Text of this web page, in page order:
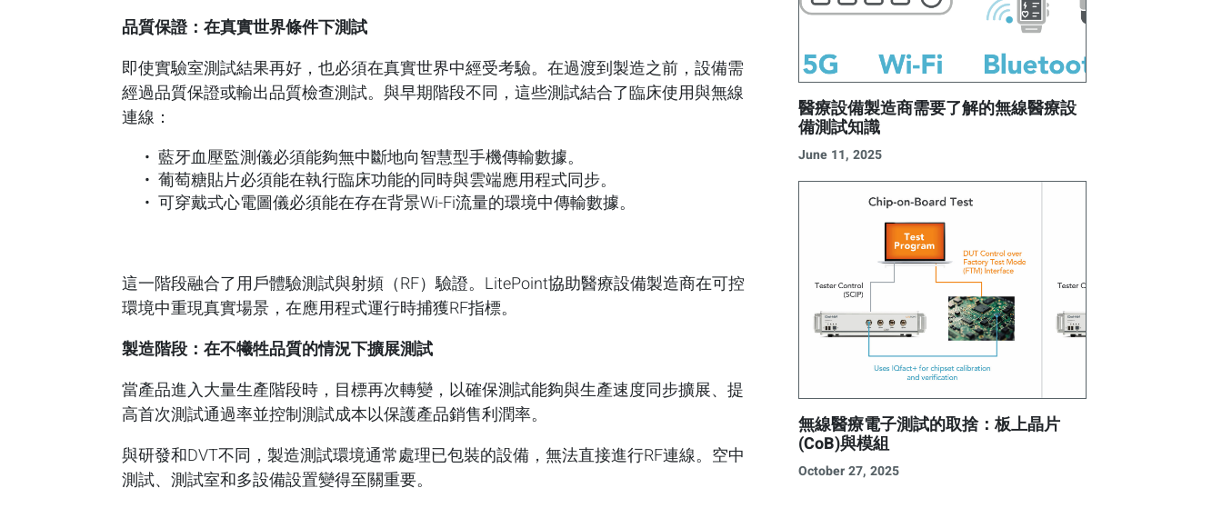
品質保證：在真實世界條件下測試
即使實驗室測試結果再好，也必須在真實世界中經受考驗。在過渡到製造之前，設備需
經過品質保證或輸出品質檢查測試。與早期階段不同，這些測試結合了臨床使用與無線
連線：
藍牙血壓監測儀必須能夠無中斷地向智慧型手機傳輸數據。
葡萄糖貼片必須能在執行臨床功能的同時與雲端應用程式同步。
可穿戴式心電圖儀必須能在存在背景Wi-Fi流量的環境中傳輸數據。
這一階段融合了用戶體驗測試與射頻（RF）驗證。LitePoint協助醫療設備製造商在可控
環境中重現真實場景，在應用程式運行時捕獲RF指標。
製造階段：在不犧牲品質的情況下擴展測試
當產品進入大量生產階段時，目標再次轉變，以確保測試能夠與生產速度同步擴展、提
高首次測試通過率並控制測試成本以保護產品銷售利潤率。
與研發和DVT不同，製造測試環境通常處理已包裝的設備，無法直接進行RF連線。空中
測試、測試室和多設備設置變得至關重要。
醫療設備製造商需要了解的無線醫療設
備測試知識
June 11, 2025
無線醫療電子測試的取捨：板上晶片
(CoB)與模組
October 27, 2025